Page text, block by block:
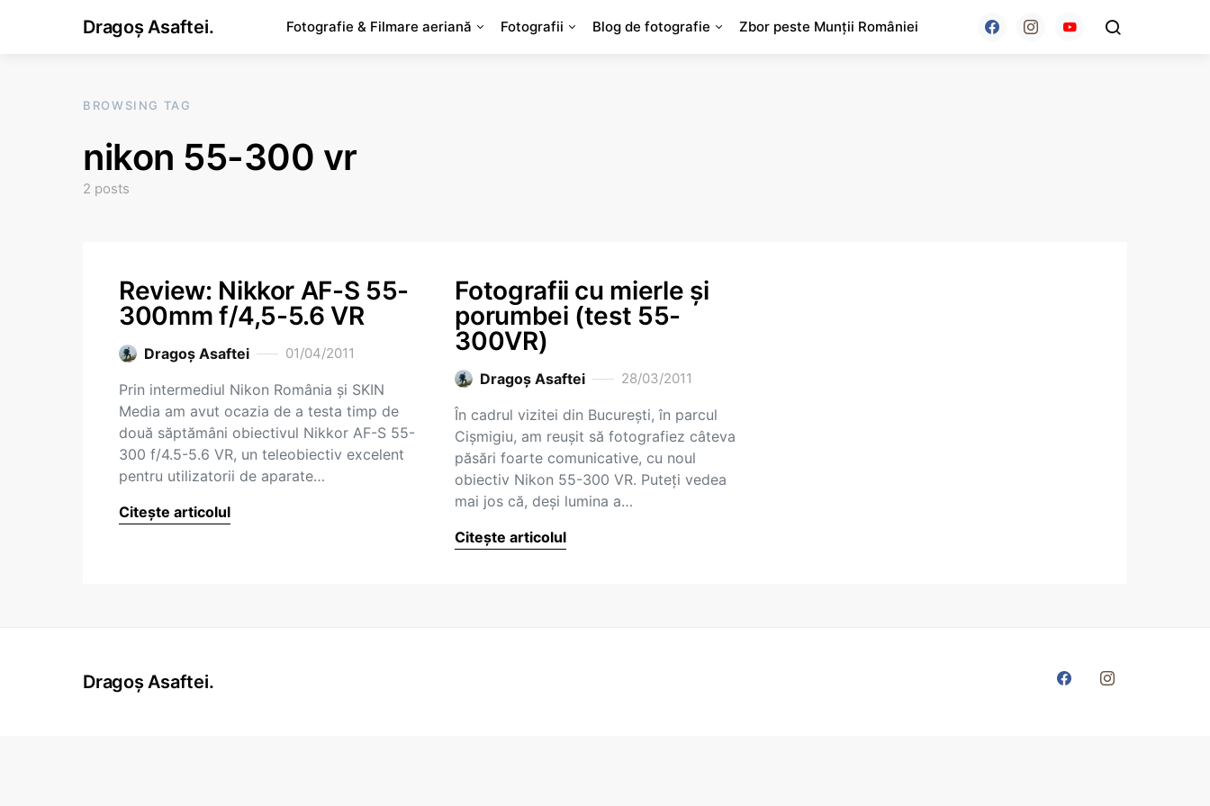
Dragoș Asaftei. Fotografie & Filmare aeriană Fotografii Blog de fotografie Zbor peste Munții României
BROWSING TAG
nikon 55-300 vr
2 posts
Review: Nikkor AF-S 55-
300mm f/4,5-5.6 VR
Dragoş Asaftei 01/04/2011
Prin intermediul Nikon România şi SKIN
Media am avut ocazia de a testa timp de
două săptămâni obiectivul Nikkor AF-S 55-
300 f/4.5-5.6 VR, un teleobiectiv excelent
pentru utilizatorii de aparate…
Citește articolul
Fotografii cu mierle şi
porumbei (test 55-
300VR)
Dragoş Asaftei 28/03/2011
În cadrul vizitei din Bucureşti, în parcul
Cişmigiu, am reuşit să fotografiez câteva
păsări foarte comunicative, cu noul
obiectiv Nikon 55-300 VR. Puteţi vedea
mai jos că, deşi lumina a…
Citește articolul
Dragoș Asaftei.